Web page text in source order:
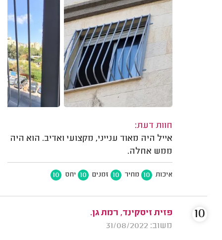
חוות דעת:
אייל היה מאוד ענייני, מקצועי ואדיב. הוא היה
ממש אחלה.
איכות 10 מחיר 10 זמנים 10 יחס 10
פזית זיסקינד, רמת גן.
משוב: 31/08/2022
10